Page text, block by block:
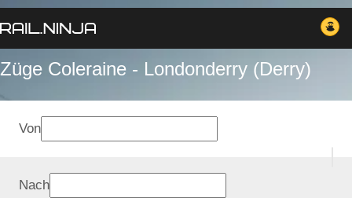
Züge Coleraine - Londonderry (Derry)
Von
Nach